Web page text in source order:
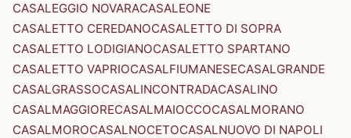
CASALEGGIO NOVARACASALEONE
CASALETTO CEREDANOCASALETTO DI SOPRA
CASALETTO LODIGIANOCASALETTO SPARTANO
CASALETTO VAPRIOCASALFIUMANESECASALGRANDE
CASALGRASSOCASALINCONTRADACASALINO
CASALMAGGIORECASALMAIOCCOCASALMORANO
CASALMOROCASALNOCETOCASALNUOVO DI NAPOLI